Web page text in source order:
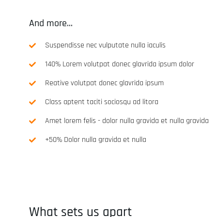
And more...
Suspendisse nec vulputate nulla iaculis
140% Lorem volutpat donec glavrida ipsum dolor
Reative volutpat donec glavrida ipsum
Class aptent taciti sociosqu ad litora
Amet lorem felis - dolor nulla gravida et nulla gravida
+50% Dolor nulla gravida et nulla
What sets us apart
RaceAnalyse digital
635.00
RaceAnalyse digital System